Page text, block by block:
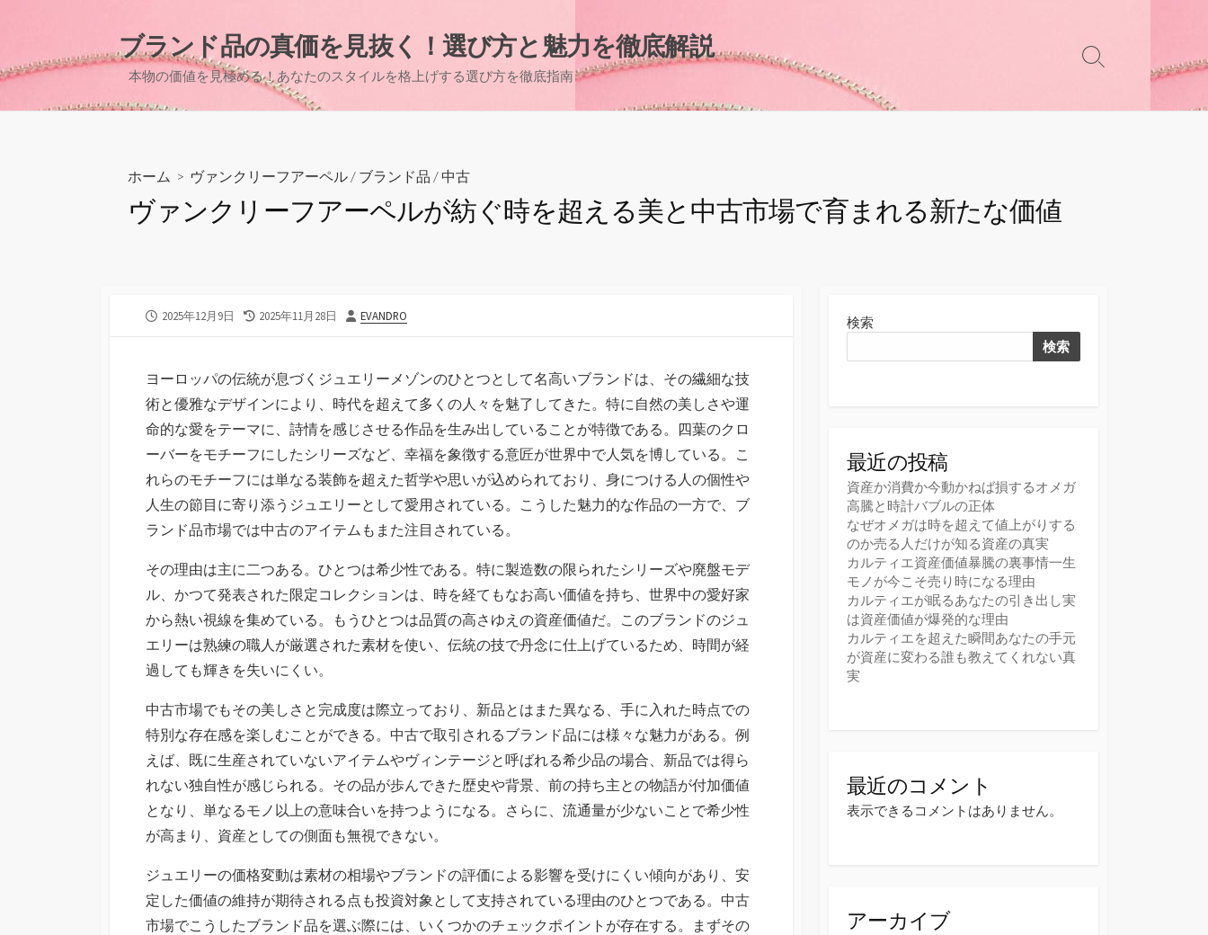
ン
ブランド品の真価を見抜く！選び方と魅力を徹底解説
本物の価値を見極める！あなたのスタイルを格上げする選び方を徹底指南
検
ホーム > ヴァンクリーフアーペル / ブランド品 / 中古
ヴァンクリーフアーペルが紡ぐ時を超える美と中古市場で育まれる新たな価値
公
2025年12月9日
最
日
2025年11月28日
投
EVANDRO
ヨーロッパの伝統が息づくジュエリーメゾンのひとつとして名高いブランドは、その繊細な技
術と優雅なデザインにより、時代を超えて多くの人々を魅了してきた。 特に自然の美しさや運
命的な愛をテーマに、詩情を感じさせる作品を生み出していることが特徴である。四葉のクロ
ーバーをモチーフにしたシリーズなど、幸福を象徴する意匠が世界中で人気を博している。こ
れらのモチーフには単なる装飾を超えた哲学や思いが込められており、身につける人の個性や
人生の節目に寄り添うジュエリーとして愛用されている。こうした魅力的な作品の一方で、ブ
ランド品市場では中古のアイテムもまた注目されている。
その理由は主に二つある。ひとつは希少性である。特に製造数の限られたシリーズや廃盤モデ
ル、かつて発表された限定コレクションは、時を経てもなお高い価値を持ち、世界中の愛好家
から熱い視線を集めている。もうひとつは品質の高さゆえの資産価値だ。このブランドのジュ
エリーは熟練の職人が厳選された素材を使い、伝統の技で丹念に仕上げているため、時間が経
過しても輝きを失いにくい。
中古市場でもその美しさと完成度は際立っており、新品とはまた異なる、手に入れた時点での
特別な存在感を楽しむことができる。中古で取引されるブランド品には様々な魅力がある。例
えば、既に生産されていないアイテムやヴィンテージと呼ばれる希少品の場合、新品では得ら
れない独自性が感じられる。その品が歩んできた歴史や背景、前の持ち主との物語が付加価値
となり、単なるモノ以上の意味合いを持つようになる。さらに、流通量が少ないことで希少性
が高まり、資産としての側面も無視できない。
ジュエリーの価格変動は素材の相場やブランドの評価による影響を受けにくい傾向があり、安
定した価値の維持が期待される点も投資対象として支持されている理由のひとつである。中古
市場でこうしたブランド品を選ぶ際には、いくつかのチェックポイントが存在する。まずその
検索
検索
最近の投稿
資産か消費か今動かねば損するオメガ
高騰と時計バブルの正体
なぜオメガは時を超えて値上がりする
のか売る人だけが知る資産の真実
カルティエ資産価値暴騰の裏事情一生
モノが今こそ売り時になる理由
カルティエが眠るあなたの引き出し実
は資産価値が爆発的な理由
カルティエを超えた瞬間あなたの手元
が資産に変わる誰も教えてくれない真
実
最近のコメント
表示できるコメントはありません。
アーカイブ